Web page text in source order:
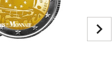
navigate_next